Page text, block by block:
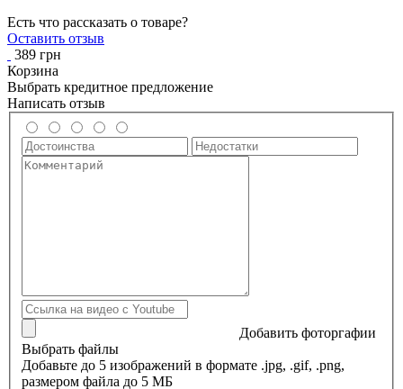
Есть что рассказать о товаре?
Оставить отзыв
389 грн
Корзина
Выбрать кредитное предложение
Написать отзыв
Добавить фоторгафии
Выбрать файлы
Добавьте до 5 изображений в формате .jpg, .gif, .png,
размером файла до 5 МБ